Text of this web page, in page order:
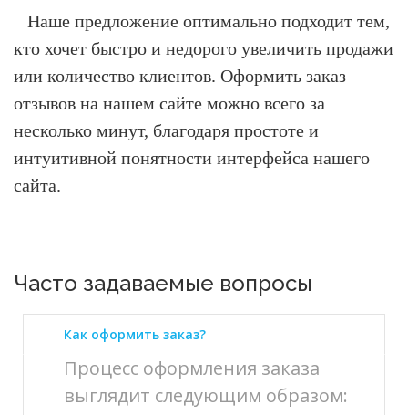
Наше предложение оптимально подходит тем,
кто хочет быстро и недорого увеличить продажи
или количество клиентов. Оформить заказ
отзывов на нашем сайте можно всего за
несколько минут, благодаря простоте и
интуитивной понятности интерфейса нашего
сайта.
Часто задаваемые вопросы
Как оформить заказ?
Процесс оформления заказа
выглядит следующим образом: